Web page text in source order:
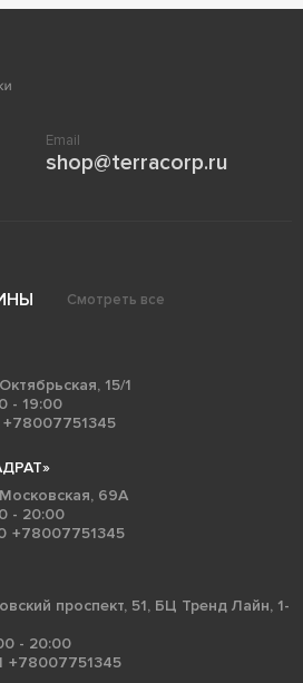
Email
shop@terracorp.ru
Смотреть все
15/1
- 19:00
+78007751345
69А
- 20:00
+78007751345
проспект, 51, БЦ Тренд Лайн, 1-
- 20:00
+78007751345